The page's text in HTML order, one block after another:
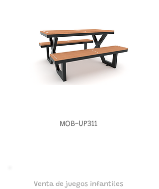
MOB-UP311
Venta de juegos infantiles